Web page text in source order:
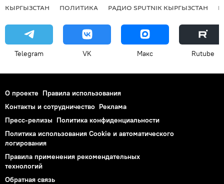
КЫРГЫЗСТАН ПОЛИТИКА РАДИО SPUTNIK КЫРГЫЗСТАН
Telegram VK Макс Rutube
О проекте Правила использования
Контакты и сотрудничество Реклама
Пресс-релизы Политика конфиденциальности
Политика использования Cookie и автоматического
логирования
Правила применения рекомендательных
технологий
Обратная связь